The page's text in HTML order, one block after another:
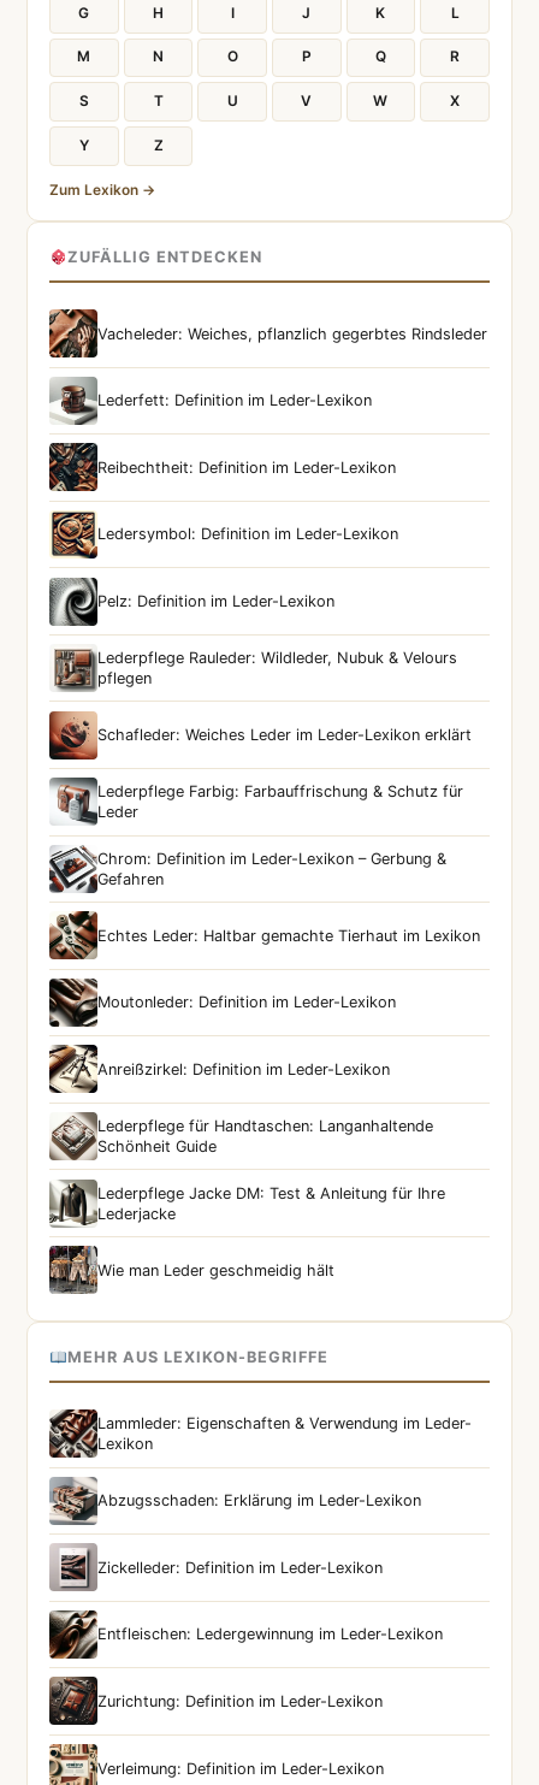
G H I J K L
M N O P Q R
S T U V W X
Y Z
Zum Lexikon →
ZUFÄLLIG ENTDECKEN
Vacheleder: Weiches, pflanzlich gegerbtes Rindsleder
Lederfett: Definition im Leder-Lexikon
Reibechtheit: Definition im Leder-Lexikon
Ledersymbol: Definition im Leder-Lexikon
Pelz: Definition im Leder-Lexikon
Lederpflege Rauleder: Wildleder, Nubuk & Velours
pflegen
Schafleder: Weiches Leder im Leder-Lexikon erklärt
Lederpflege Farbig: Farbauffrischung & Schutz für
Leder
Chrom: Definition im Leder-Lexikon – Gerbung &
Gefahren
Echtes Leder: Haltbar gemachte Tierhaut im Lexikon
Moutonleder: Definition im Leder-Lexikon
Anreißzirkel: Definition im Leder-Lexikon
Lederpflege für Handtaschen: Langanhaltende
Schönheit Guide
Lederpflege Jacke DM: Test & Anleitung für Ihre
Lederjacke
Wie man Leder geschmeidig hält
MEHR AUS LEXIKON-BEGRIFFE
Lammleder: Eigenschaften & Verwendung im Leder-
Lexikon
Abzugsschaden: Erklärung im Leder-Lexikon
Zickelleder: Definition im Leder-Lexikon
Entfleischen: Ledergewinnung im Leder-Lexikon
Zurichtung: Definition im Leder-Lexikon
Verleimung: Definition im Leder-Lexikon